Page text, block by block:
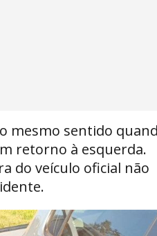
mesmo sentido
retorno à esquerda.
do veículo oficial não